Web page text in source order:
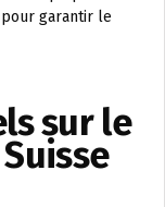
garantir le
sur le